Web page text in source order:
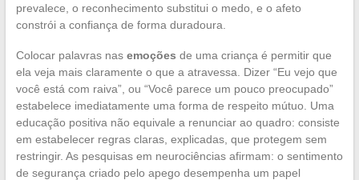
prevalece, o reconhecimento substitui o medo, e o afeto
constrói a confiança de forma duradoura.
Colocar palavras nas emoções de uma criança é permitir que
ela veja mais claramente o que a atravessa. Dizer “Eu vejo que
você está com raiva”, ou “Você parece um pouco preocupado”
estabelece imediatamente uma forma de respeito mútuo. Uma
educação positiva não equivale a renunciar ao quadro: consiste
em estabelecer regras claras, explicadas, que protegem sem
restringir. As pesquisas em neurociências afirmam: o sentimento
de segurança criado pelo apego desempenha um papel